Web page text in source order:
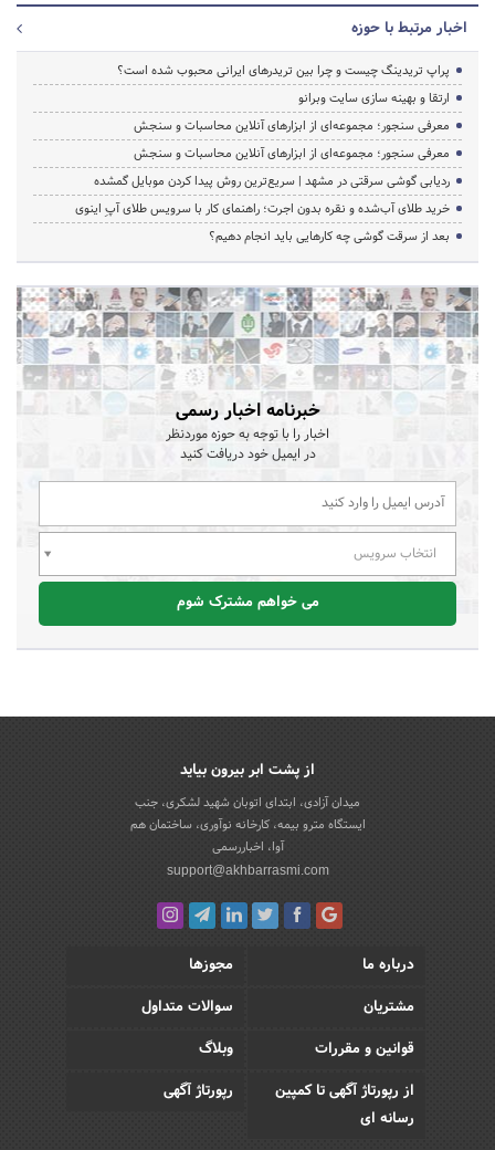
اخبار مرتبط با حوزه
پراپ تریدینگ چیست و چرا بین تریدرهای ایرانی محبوب شده است؟
ارتقا و بهینه سازی سایت وبرانو
معرفی سنجور؛ مجموعه‌ای از ابزارهای آنلاین محاسبات و سنجش
معرفی سنجور؛ مجموعه‌ای از ابزارهای آنلاین محاسبات و سنجش
ردیابی گوشی سرقتی در مشهد | سریع‌ترین روش پیدا کردن موبایل گمشده
خرید طلای آب‌شده و نقره بدون اجرت؛ راهنمای کار با سرویس طلای آپِ اینوی
بعد از سرقت گوشی چه کارهایی باید انجام دهیم؟
خبرنامه اخبار رسمی
اخبار را با توجه به حوزه موردنظر
در ایمیل خود دریافت کنید
انتخاب سرویس
می خواهم مشترک شوم
از پشت ابر بیرون بیاید
میدان آزادی، ابتدای اتوبان شهید لشکری، جنب
ایستگاه مترو بیمه، کارخانه نوآوری، ساختمان هم
آوا، اخباررسمی
support@akhbarrasmi.com
درباره ما
مجوزها
مشتریان
سوالات متداول
قوانین و مقررات
وبلاگ
از رپورتاژ آگهی تا کمپین
رسانه ای
رپورتاژ آگهی